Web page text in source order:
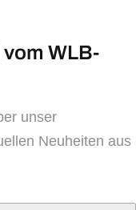
vom WLB-
unser
Neuheiten aus